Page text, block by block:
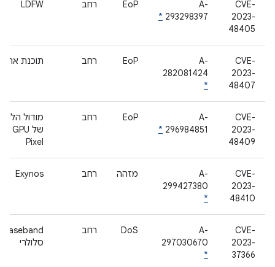
CVE-
2023-
48405
A-
293298397
*
EoP רחב LDFW
CVE-
2023-
48407
A-
282081424
*
EoP רחב תוכנת
CVE-
2023-
48409
A-
296984851
*
EoP רחב
מודול
Pixel
CVE-
2023-
48410
A-
299427380
*
מזהה רחב Exynos
CVE-
2023-
37366
A-
297030670
*
DoS רחב
Baseband
סלולרי